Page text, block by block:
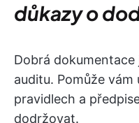
důkazy o
Dobrá dokumentace
auditu. Pomůže
pravidlech a
dodržovat.